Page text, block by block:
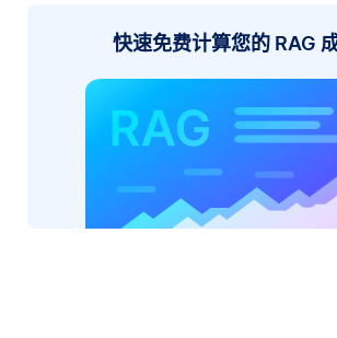
快速免费计算您的 RAG